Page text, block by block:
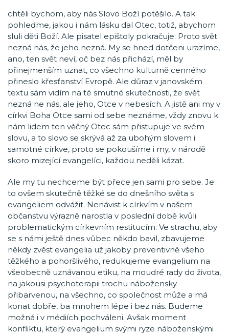
chtěli bychom, aby nás Slovo Boží potěšilo. A tak
pohleďme, jakou i nám lásku dal Otec, totiž, abychom
sluli děti Boží. Ale pisatel epištoly pokračuje: Proto svět
nezná nás, že jeho nezná. My se hned dotčeni urazíme,
ano, ten svět neví, oč bez nás přichází, měl by
přinejmenším uznat, co všechno kulturně cenného
přineslo křesťanství Evropě. Ale důraz v janovském
textu sám vidím na té smutné skutečnosti, že svět
nezná ne nás, ale jeho, Otce v nebesích. A jistě ani my v
církvi Boha Otce sami od sebe neznáme, vždy znovu k
nám lidem ten věčný Otec sám přistupuje ve svém
slovu, a to slovo se skrývá až za ubohým slovem i
samotné církve, proto se pokoušíme i my, v národě
skoro mizející evangelíci, každou neděli kázat.
Ale my tu nechceme být přece jen sami pro sebe. Je
to ovšem skutečně těžké se do dnešního světa s
evangeliem odvážit. Nenávist k církvím v našem
občanstvu výrazně narostla v poslední době kvůli
problematickým církevním restitucím. Ve strachu, aby
se s námi ještě dnes vůbec někdo bavil, zbavujeme
někdy zvěst evangelia už jakoby preventivně všeho
těžkého a pohoršlivého, redukujeme evangelium na
všeobecně uznávanou etiku, na moudré rady do života,
na jakousi psychoterapii trochu nábožensky
přibarvenou, na všechno, co společnost může a má
konat dobře, ba mnohem lépe i bez nás. Budeme
možná i v médiích pochváleni. Avšak moment
konfliktu, který evangelium svými ryze náboženskými